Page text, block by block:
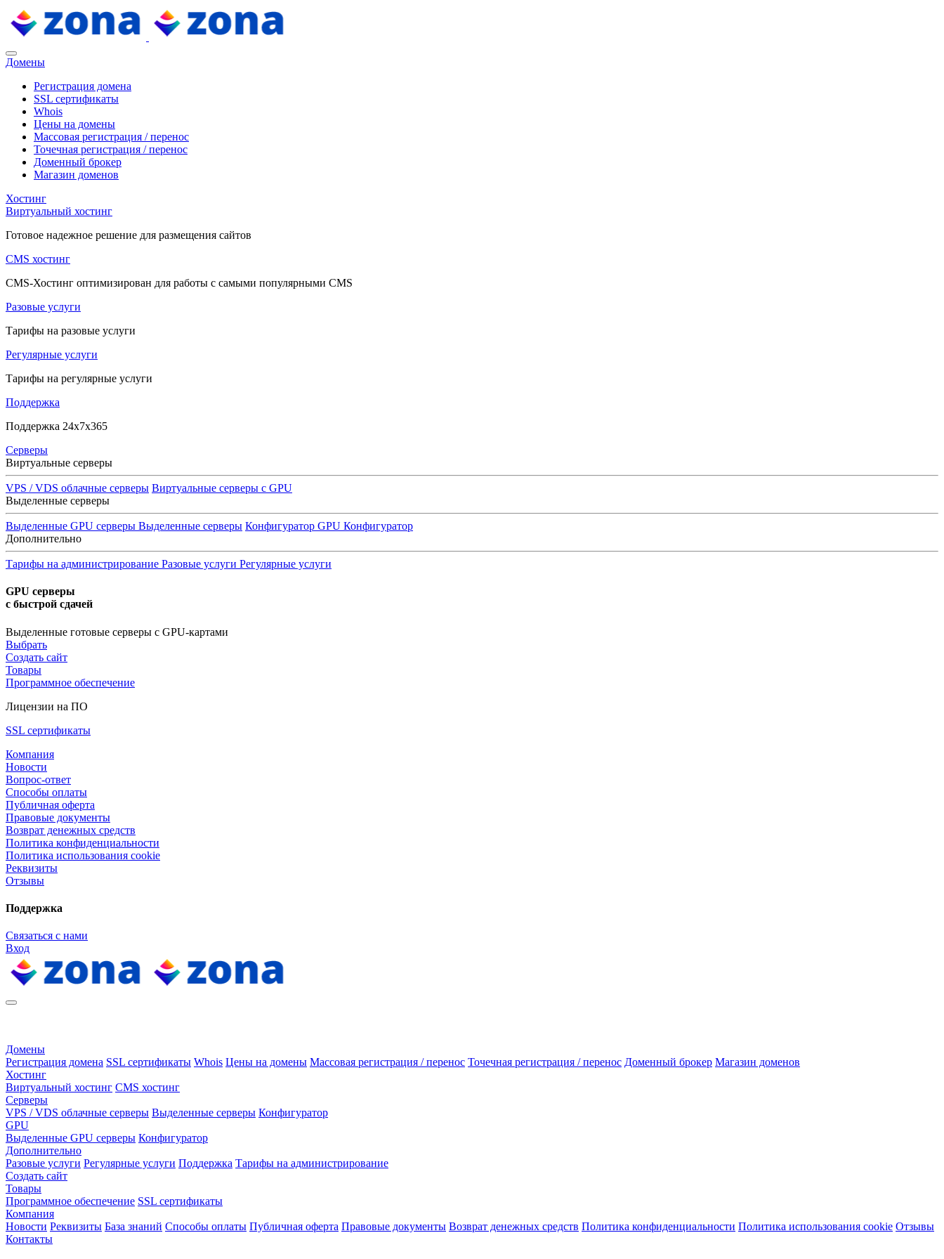
Домены
Регистрация домена
SSL сертификаты
Whois
Цены на домены
Массовая регистрация / перенос
Точечная регистрация / перенос
Доменный брокер
Магазин доменов
Хостинг
Виртуальный хостинг
Готовое надежное решение для размещения сайтов
CMS хостинг
CMS-Хостинг оптимизирован для работы с самыми популярными CMS
Разовые услуги
Тарифы на разовые услуги
Регулярные услуги
Тарифы на регулярные услуги
Поддержка
Поддержка 24x7x365
Серверы
Виртуальные серверы
VPS / VDS облачные серверы Виртуальные серверы с GPU
Выделенные серверы
Выделенные GPU серверы Выделенные серверы Конфигуратор GPU Конфигуратор
Дополнительно
Тарифы на администрирование Разовые услуги Регулярные услуги
GPU серверы
с быстрой сдачей
Выделенные готовые серверы с GPU-картами
Выбрать
Создать сайт
Товары
Программное обеспечение
Лицензии на ПО
SSL сертификаты
Компания
Новости
Вопрос-ответ
Способы оплаты
Публичная оферта
Правовые документы
Возврат денежных средств
Политика конфиденциальности
Политика использования cookie
Реквизиты
Отзывы
Поддержка
Связаться с нами
Вход
Домены
Регистрация домена SSL сертификаты Whois Цены на домены Массовая регистрация / перенос Точечная регистрация / перенос Доменный брокер Магазин доменов
Хостинг
Виртуальный хостинг CMS хостинг
Серверы
VPS / VDS облачные серверы Выделенные серверы Конфигуратор
GPU
Выделенные GPU серверы Конфигуратор
Дополнительно
Разовые услуги Регулярные услуги Поддержка Тарифы на администрирование
Создать сайт
Товары
Программное обеспечение SSL сертификаты
Компания
Новости Реквизиты База знаний Способы оплаты Публичная оферта Правовые документы Возврат денежных средств Политика конфиденциальности Политика использования cookie Отзывы
Контакты